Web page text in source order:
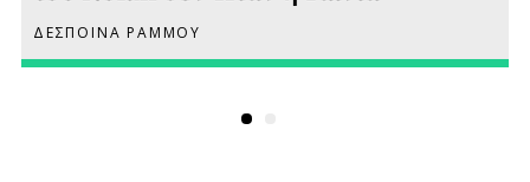
ΔΕΣΠΟΙΝΑ ΡΑΜΜΟΥ